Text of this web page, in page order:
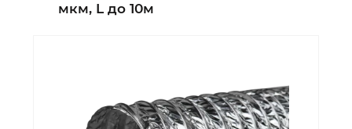
мкм, L до 10м